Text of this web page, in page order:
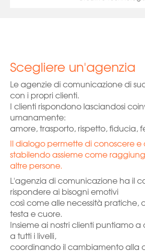
Scegliere un'agenzia
Le agenzie di comunicazione di
con i propri clienti.
I clienti rispondono lasciandosi
umanamente:
amore, trasporto, rispetto, fiducia,
Il dialogo permette di conoscere e
stabilendo assieme come
altre persone.
L'agenzia di comunicazione ha il
rispondere ai bisogni emotivi
così come alle necessità pratiche,
testa e cuore.
Insieme ai nostri clienti puntiamo a
a tutti i livelli,
coordinando il cambiamento alla